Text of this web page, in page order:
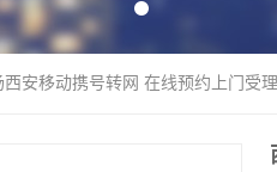
安移动携号转网 在线预约上门受理